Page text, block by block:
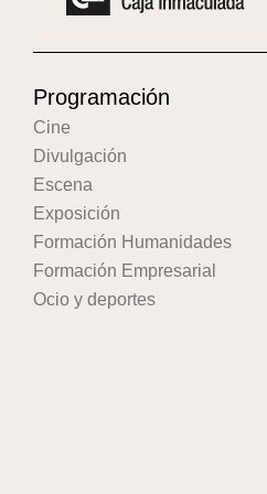
Programación
Cine
Divulgación
Escena
Exposición
Formación Humanidades
Formación Empresarial
Ocio y deportes